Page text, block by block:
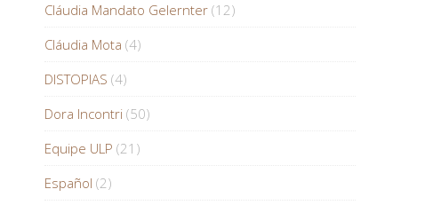
Cláudia Mandato Gelernter (12)
Cláudia Mota (4)
DISTOPIAS (4)
Dora Incontri (50)
Equipe ULP (21)
Español (2)